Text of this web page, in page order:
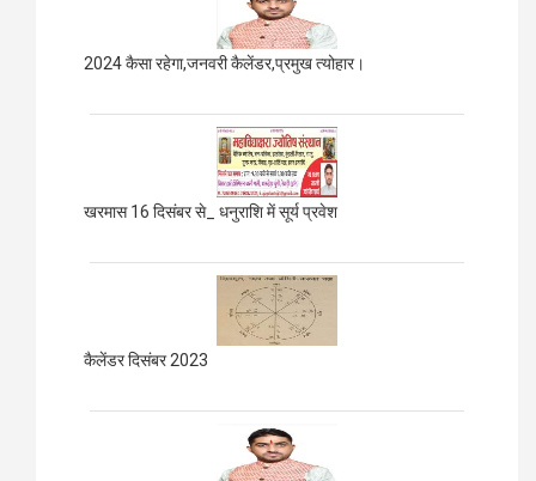
2024 कैसा रहेगा,जनवरी कैलेंडर,प्रमुख त्योहार।
खरमास 16 दिसंबर से_ धनुराशि में सूर्य प्रवेश
कैलेंडर दिसंबर 2023